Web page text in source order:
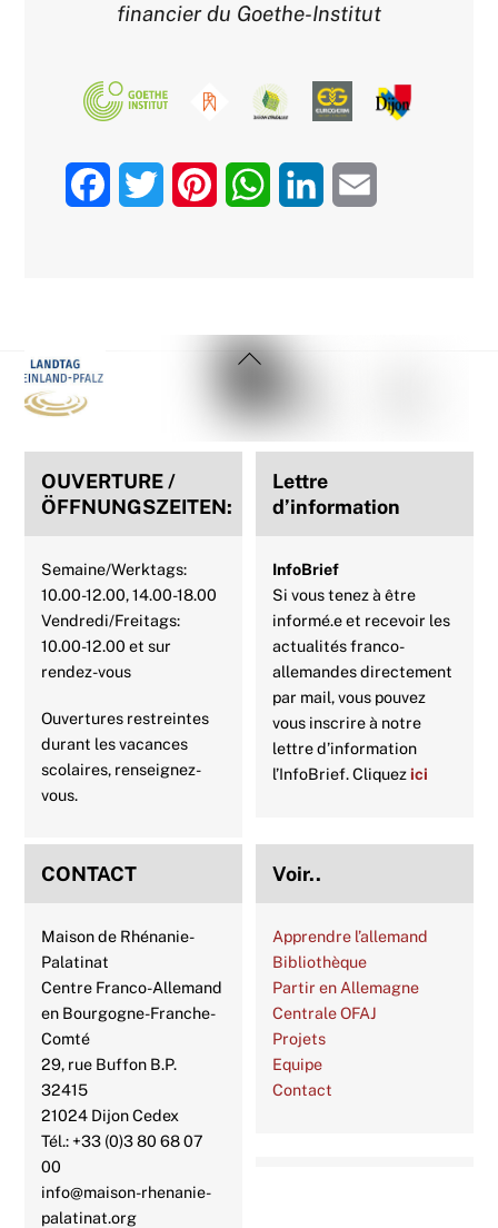
financier du Goethe-Institut
o
k
r e
s
W
A
p
p
I
n
Back
Top
OUVERTURE /
ÖFFNUNGSZEITEN:
Semaine/Werktags:
10.00-12.00, 14.00-18.00
Vendredi/Freitags:
10.00-12.00 et sur
rendez-vous
Ouvertures restreintes
durant les vacances
scolaires, renseignez-
vous.
Lettre
d’information
InfoBrief
Si vous tenez à être
informé.e et recevoir les
actualités franco-
allemandes directement
par mail, vous pouvez
vous inscrire à notre
lettre d’information
l’InfoBrief. Cliquezici
CONTACT
Maison de Rhénanie-
Palatinat
Centre Franco-Allemand
en Bourgogne-Franche-
Comté
29, rue Buffon B.P.
32415
21024 Dijon Cedex
Tél.: +33 (0)3 80 68 07
00
info@maison-rhenanie-
palatinat.org
Voir..
Apprendre l’allemand
Bibliothèque
Partir en Allemagne
Centrale OFAJ
Projets
Equipe
Contact